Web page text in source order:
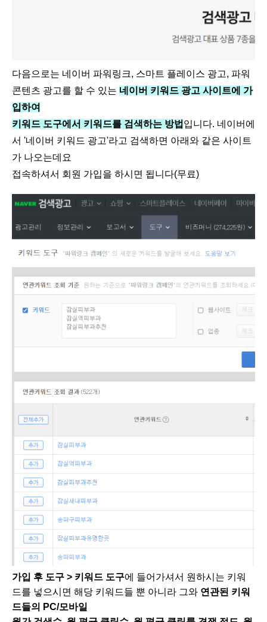
다음으로는 네이버 파워링크, 스마트 플레이스 광고, 파워
콘텐츠 광고를 할 수 있는 네이버 키워드 광고 사이트에 가
입하여
키워드 도구에서 키워드를 검색하는 방법 입니다. 네이버에
서 '네이버 키워드 광고'라고 검색하면 아래와 같은 사이트
가 나오는데요
접속하셔서 회원 가입을 하시면 됩니다(무료)
가입 후 도구 > 키워드 도구에 들어가셔서 원하시는 키워
드를 넣으시면 해당 키워드들 뿐 아니라 그와 연관된 키워
드들의 PC/모바일